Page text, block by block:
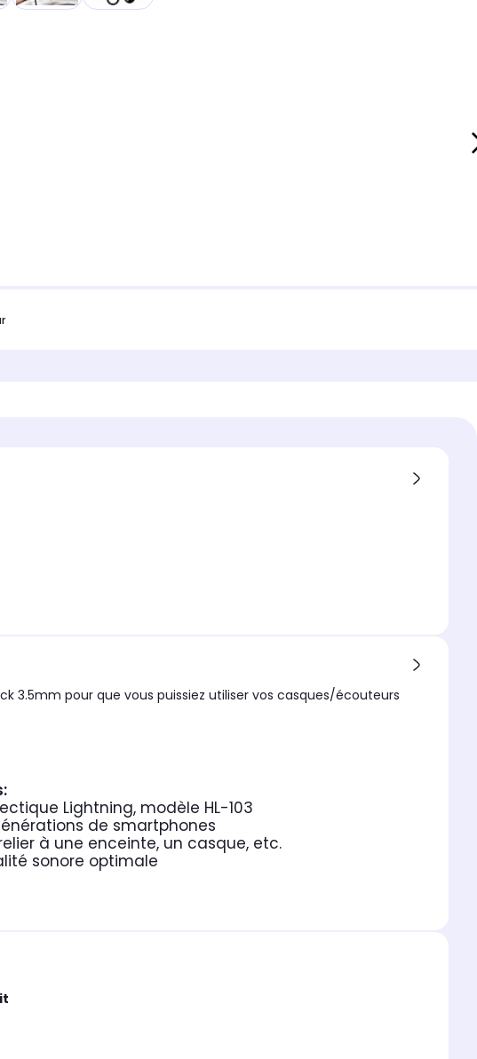
3.5mm pour que vous puissiez utiliser vos casques/écouteurs
Lightning, modèle HL-103
de smartphones
à une enceinte, un casque, etc.
sonore optimale